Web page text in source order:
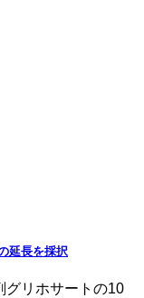
延長を採択
グリホサートの10